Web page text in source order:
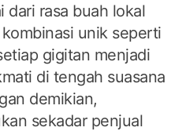
dari rasa buah lokal
unik seperti
gigitan menjadi
di tengah suasana
demikian,
sekadar penjual